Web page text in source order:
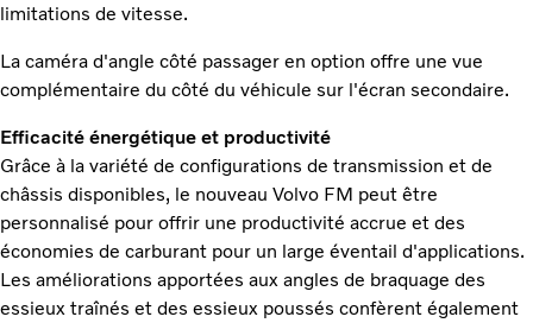
limitations de vitesse.
La caméra d'angle côté passager en option offre une vue
complémentaire du côté du véhicule sur l'écran secondaire.
Efficacité énergétique et productivité
Grâce à la variété de configurations de transmission et de
châssis disponibles, le nouveau Volvo FM peut être
personnalisé pour offrir une productivité accrue et des
économies de carburant pour un large éventail d'applications.
Les améliorations apportées aux angles de braquage des
essieux traînés et des essieux poussés confèrent également